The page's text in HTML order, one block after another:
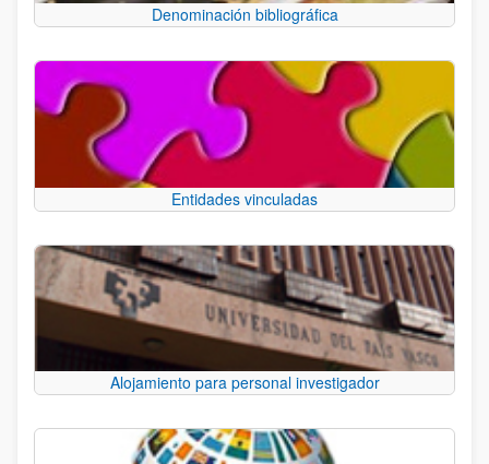
Denominación bibliográfica
Entidades vinculadas
Alojamiento para personal investigador